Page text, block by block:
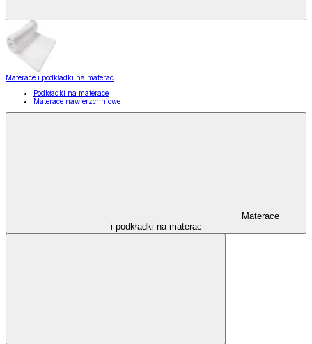
Materace i podkładki na materac
Podkładki na materace
Materace nawierzchniowe
Materace
i podkładki na materac